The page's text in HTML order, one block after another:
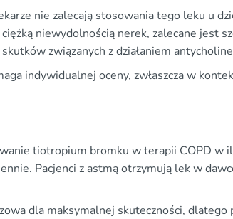
nie zalecają stosowania tego leku u
niewydolnością nerek, zalecane jest
związanych z działaniem
indywidualnej oceny, zwłaszcza w
tiotropium bromku w terapii COPD w
Pacjenci z astmą otrzymują lek w
dla maksymalnej skuteczności, dlatego